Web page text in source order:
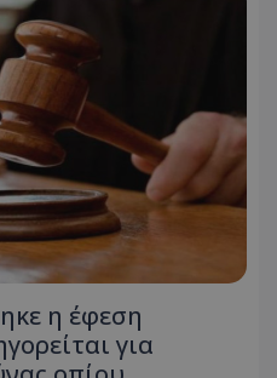
η έφεση
για